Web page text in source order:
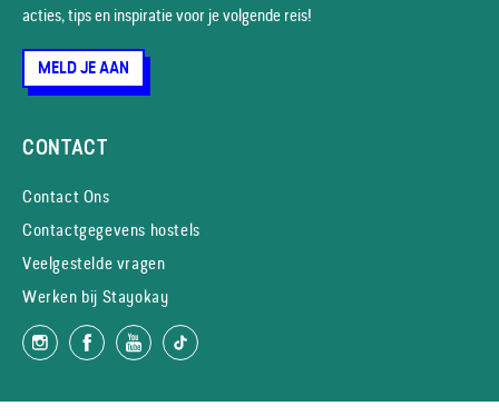
acties, tips en inspiratie voor je volgende reis!
MELD JE AAN
CONTACT
Contact Ons
Contactgegevens hostels
Veelgestelde vragen
Werken bij Stayokay